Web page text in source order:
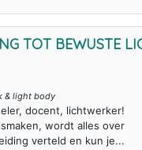
TOT BEWUSTE
& light body
docent, lichtwerker!
wordt alles over
verteld en kun je...